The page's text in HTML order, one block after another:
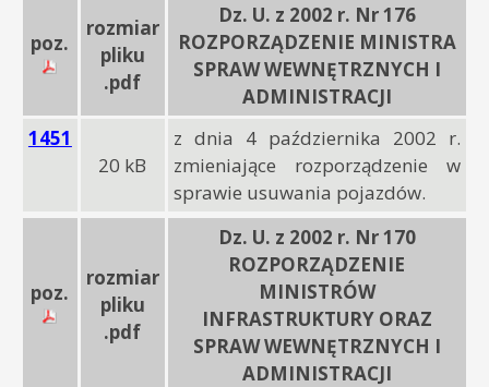
poz.
rozmiar
pliku
.pdf
Dz. U. z 2002 r. Nr 176
ROZPORZĄDZENIE MINISTRA
SPRAW WEWNĘTRZNYCH I
ADMINISTRACJI
1451
20 kB
z dnia 4 października 2002 r.
zmieniające rozporządzenie w
sprawie usuwania pojazdów.
poz.
rozmiar
pliku
.pdf
Dz. U. z 2002 r. Nr 170
ROZPORZĄDZENIE
MINISTRÓW
INFRASTRUKTURY ORAZ
SPRAW WEWNĘTRZNYCH I
ADMINISTRACJI